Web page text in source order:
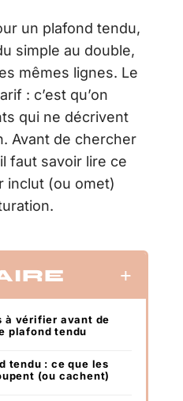
un plafond tendu,
simple au double,
mêmes lignes. Le
: c’est qu’on
qui ne décrivent
Avant de chercher
faut savoir lire ce
inclut (ou omet)
à vérifier avant de
plafond tendu
tendu : ce que les
(ou cachent)